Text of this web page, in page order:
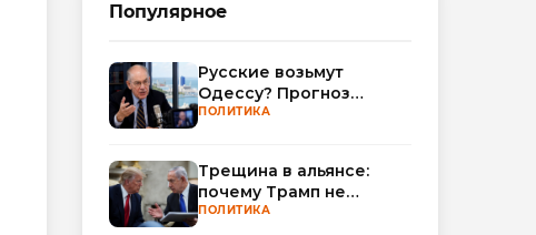
Популярное
Русские возьмут
Одессу? Прогноз
Миршаймера
ПОЛИТИКА
Трещина в альянсе:
почему Трамп не
поверил Нетаньяху по
ПОЛИТИКА